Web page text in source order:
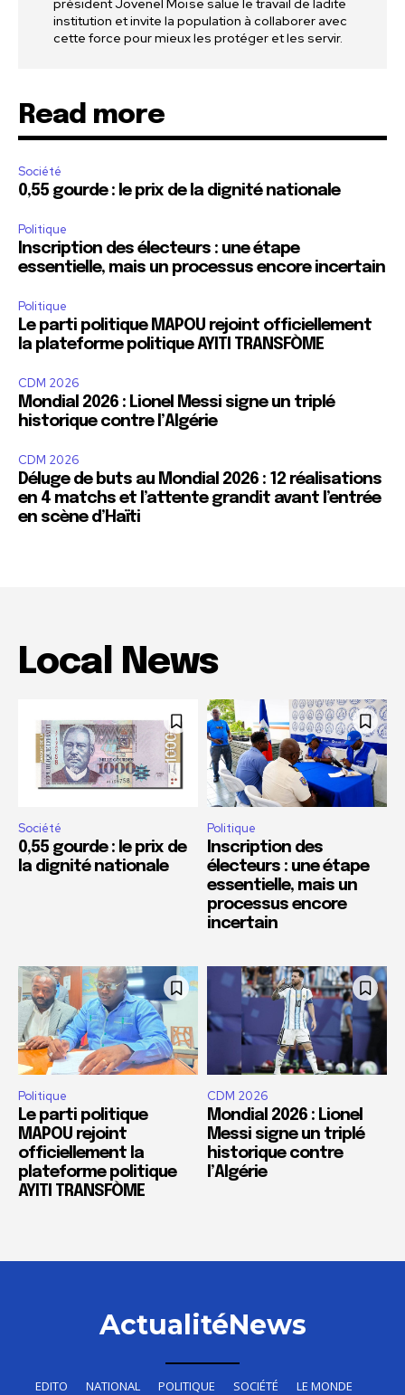
président Jovenel Moïse salue le travail de ladite
institution et invite la population à collaborer avec
cette force pour mieux les protéger et les servir.
Read more
Société
0,55 gourde : le prix de la dignité nationale
Politique
Inscription des électeurs : une étape
essentielle, mais un processus encore incertain
Politique
Le parti politique MAPOU rejoint officiellement
la plateforme politique AYITI TRANSFÒME
CDM 2026
Mondial 2026 : Lionel Messi signe un triplé
historique contre l’Algérie
CDM 2026
Déluge de buts au Mondial 2026 : 12 réalisations
en 4 matchs et l’attente grandit avant l’entrée
en scène d’Haïti
Local News
Société
0,55 gourde : le prix de
la dignité nationale
Politique
Inscription des
électeurs : une étape
essentielle, mais un
processus encore
incertain
Politique
Le parti politique
MAPOU rejoint
officiellement la
plateforme politique
AYITI TRANSFÒME
CDM 2026
Mondial 2026 : Lionel
Messi signe un triplé
historique contre
l’Algérie
ActualitéNews
EDITO NATIONAL POLITIQUE SOCIÉTÉ
LE MONDE